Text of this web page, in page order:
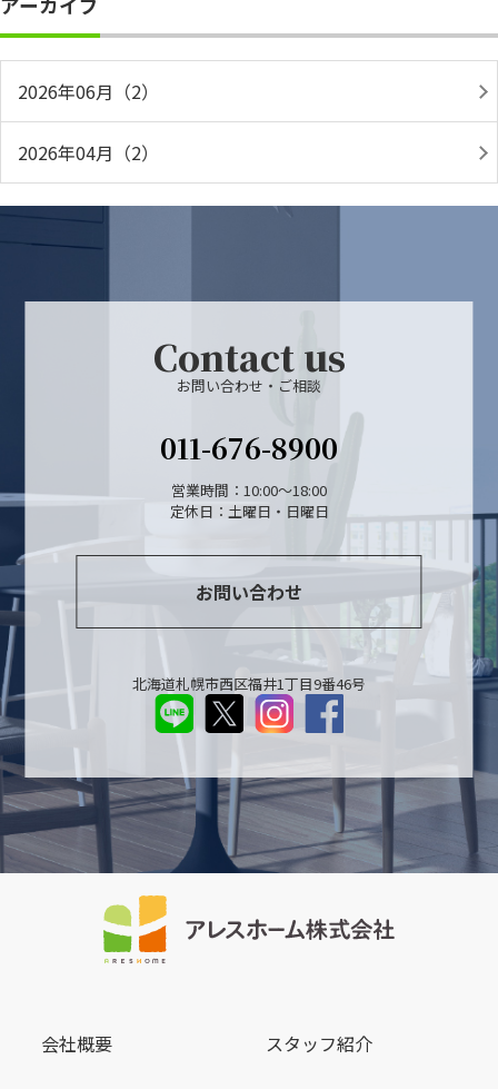
2026年06月（2）
2026年04月（2）
Contact us
お問い合わせ・ご相談
011-676-8900
営業時間：10:00～18:00
定休日：土曜日・日曜日
お問い合わせ
北海道札幌市西区福井1丁目9番46号
会社概要 スタッフ紹介